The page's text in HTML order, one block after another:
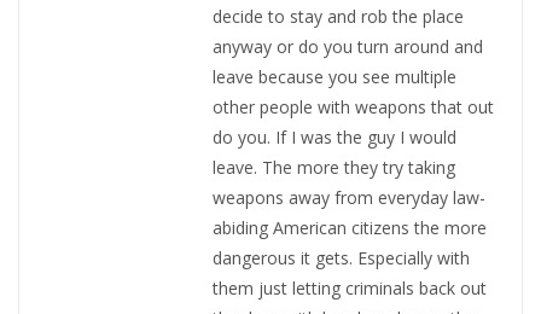
decide to stay and rob the place
anyway or do you turn around and
leave because you see multiple
other people with weapons that out
do you. If I was the guy I would
leave. The more they try taking
weapons away from everyday law-
abiding American citizens the more
dangerous it gets. Especially with
them just letting criminals back out